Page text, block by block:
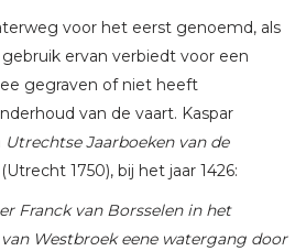
voor het eerst genoemd, als
ervan verbiedt voor een
gegraven of niet heeft
van de vaart. Kaspar
Utrechtse Jaarboeken van de
1750), bij het jaar 1426:
Franck van Borsselen in het
van Westbroek eene watergang door